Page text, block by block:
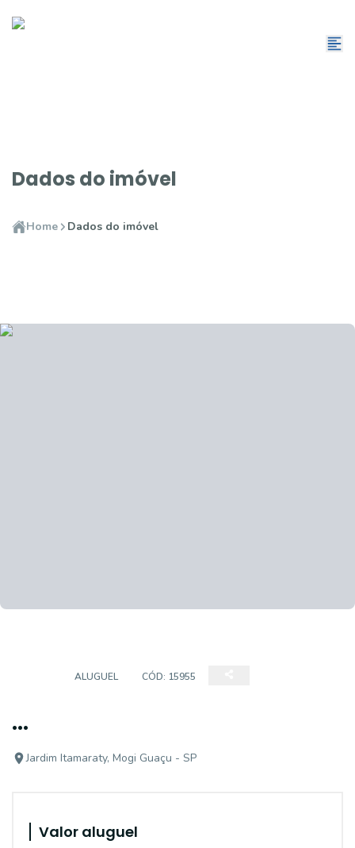
Dados do imóvel
Home Dados do imóvel
ALUGUEL CÓD: 15955
...
Jardim Itamaraty, Mogi Guaçu - SP
Valor aluguel